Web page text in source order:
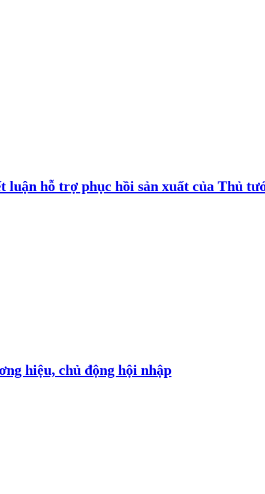
luận hỗ trợ phục hồi sản xuất của Thủ
hiệu, chủ động hội nhập